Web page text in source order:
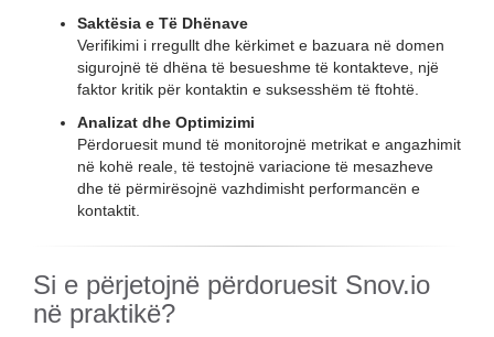
Saktësia e Të Dhënave
Verifikimi i rregullt dhe kërkimet e bazuara në domen
sigurojnë të dhëna të besueshme të kontakteve, një
faktor kritik për kontaktin e suksesshëm të ftohtë.
Analizat dhe Optimizimi
Përdoruesit mund të monitorojnë metrikat e angazhimit
në kohë reale, të testojnë variacione të mesazheve
dhe të përmirësojnë vazhdimisht performancën e
kontaktit.
Si e përjetojnë përdoruesit Snov.io
në praktikë?